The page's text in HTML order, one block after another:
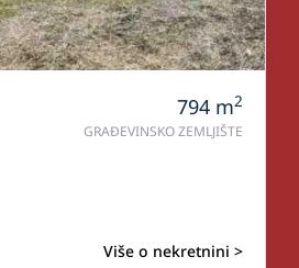
794 m2
GRAĐEVINSKO ZEMLJIŠTE
Više o nekretnini >